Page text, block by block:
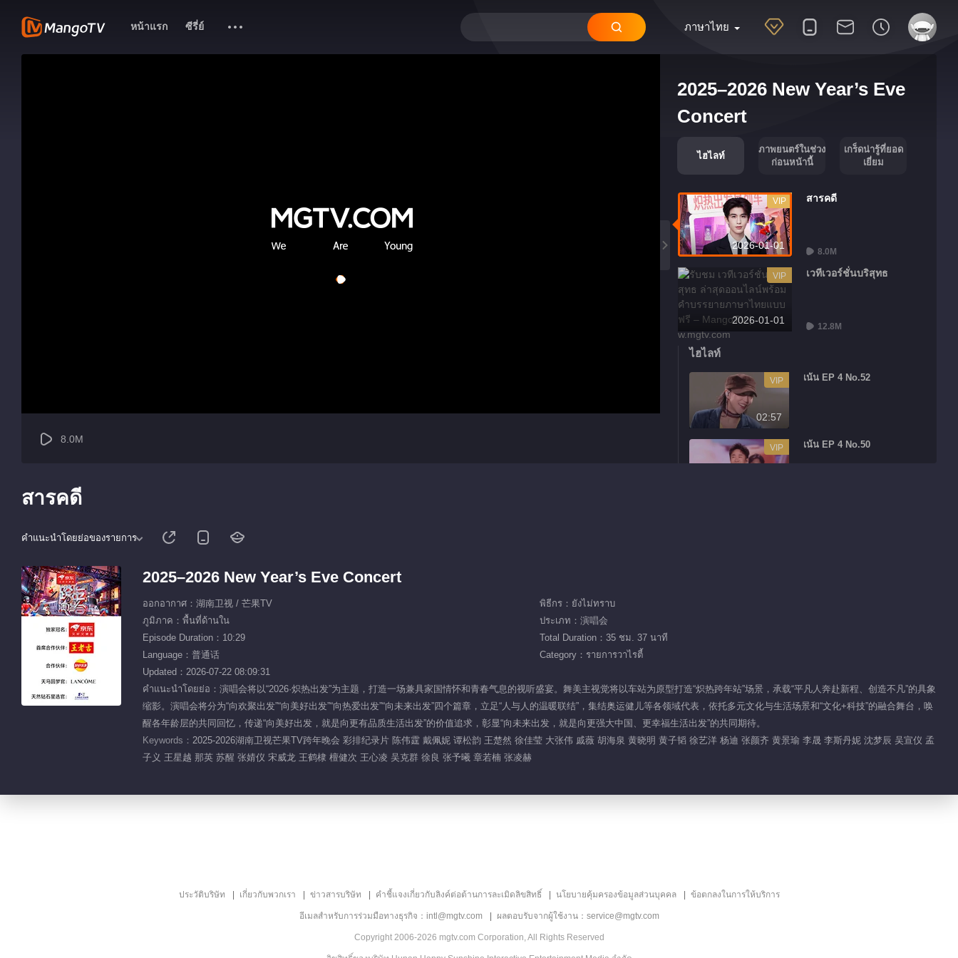
ภาษาไทย
หน้าแรก ซีรี่ย์
2025–2026 New Year’s Eve
Concert
ไฮไลท์
ภาพยนตร์ในช่วง
ก่อนหน้านี้
เกร็ดน่ารู้ที่ยอด
เยี่ยม
2026-01-01
VIP สารคดี
8.0M
2026-01-01
VIP เวทีเวอร์ชั่นบริสุทธ
12.8M
ไฮไลท์
02:57
VIP เน้น EP 4 No.52
VIP เน้น EP 4 No.50
02:23
เน้น EP 4 No.51
8.0M
สารคดี
คำแนะนำโดยย่อของรายการ
2025–2026 New Year’s Eve Concert
ออกอากาศ：湖南卫视 / 芒果TV
พิธีกร：ยังไม่ทราบ
ภูมิภาค：พื้นที่ด้านใน
ประเภท：演唱会
Episode Duration：10:29
Total Duration：35 ชม. 37 นาที
Language：普通话
Category：รายการวาไรตี้
Updated：2026-07-22 08:09:31
คำแนะนำโดยย่อ：演唱会将以“2026·炽热出发”为主题，打造一场兼具家国情怀和青春气息的视听盛宴。舞美主视觉将以车站为原型打造“炽热跨年站”场景，承载“平凡人奔赴新程、创造不凡”的具象
缩影。演唱会将分为“向欢聚出发”“向美好出发”“向热爱出发”“向未来出发”四个篇章，立足“人与人的温暖联结”，集结奥运健儿等各领域代表，依托多元文化与生活场景和“文化+科技”的融合舞台，唤
醒各年龄层的共同回忆，传递“向美好出发，就是向更有品质生活出发”的价值追求，彰显“向未来出发，就是向更强大中国、更幸福生活出发”的共同期待。
Keywords： 2025-2026湖南卫视芒果TV跨年晚会 彩排纪录片 陈伟霆 戴佩妮 谭松韵 王楚然 徐佳莹 大张伟 戚薇 胡海泉 黄晓明 黄子韬 徐艺洋 杨迪 张颜齐 黄景瑜 李晟 李斯丹妮 沈梦辰 吴宣仪 孟
子义 王星越 那英 苏醒 张婧仪 宋威龙 王鹤棣 檀健次 王心凌 吴克群 徐良 张予曦 章若楠 张凌赫
ประวัติบริษัท เกี่ยวกับพวกเรา ข่าวสารบริษัท คำชี้แจงเกี่ยวกับลิงค์ต่อต้านการละเมิดลิขสิทธิ์ นโยบายคุ้มครองข้อมูลส่วนบุคคล ข้อตกลงในการให้บริการ
อีเมลสำหรับการร่วมมือทางธุรกิจ：intl@mgtv.com ผลตอบรับจากผู้ใช้งาน：service@mgtv.com
Copyright 2006-2026 mgtv.com Corporation, All Rights Reserved